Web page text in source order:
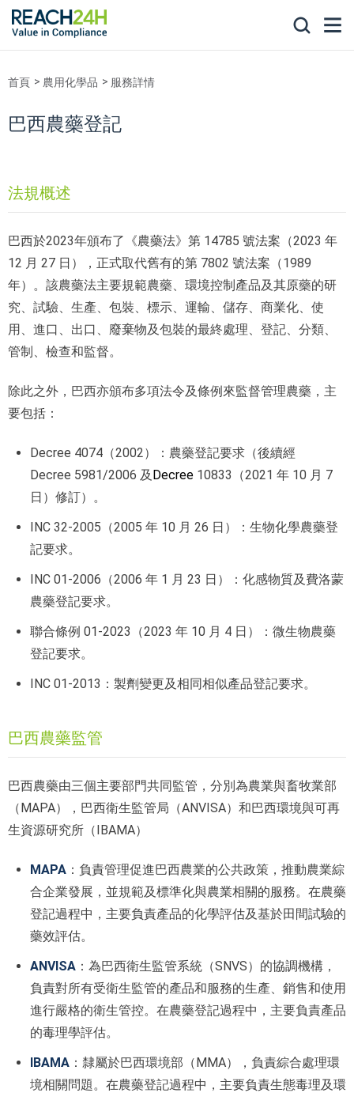
首頁 農用化學品 服務詳情
巴西農藥登記
法規概述
巴西於2023年頒布了《農藥法》第 14785 號法案（2023 年
12 月 27 日），正式取代舊有的第 7802 號法案（1989
年）。該農藥法主要規範農藥、環境控制產品及其原藥的研
究、試驗、生產、包裝、標示、運輸、儲存、商業化、使
用、進口、出口、廢棄物及包裝的最終處理、登記、分類、
管制、檢查和監督。
除此之外，巴西亦頒布多項法令及條例來監督管理農藥，主
要包括：
Decree 4074（2002）：農藥登記要求（後續經
Decree 5981/2006 及 Decree 10833（2021 年 10 月 7
日）修訂）。
INC 32-2005（2005 年 10 月 26 日）：生物化學農藥登
記要求。
INC 01-2006（2006 年 1 月 23 日）：化感物質及費洛蒙
農藥登記要求。
聯合條例 01-2023（2023 年 10 月 4 日）：微生物農藥
登記要求。
INC 01-2013：製劑變更及相同相似產品登記要求。
巴西農藥監管
巴西農藥由三個主要部門共同監管，分別為農業與畜牧業部
（MAPA），巴西衛生監管局（ANVISA）和巴西環境與可再
生資源研究所（IBAMA）
MAPA ：負責管理促進巴西農業的公共政策，推動農業綜
合企業發展，並規範及標準化與農業相關的服務。在農藥
登記過程中，主要負責產品的化學評估及基於田間試驗的
藥效評估。
ANVISA ：為巴西衛生監管系統（SNVS）的協調機構，
負責對所有受衛生監管的產品和服務的生產、銷售和使用
進行嚴格的衛生管控。在農藥登記過程中，主要負責產品
的毒理學評估。
IBAMA ：隸屬於巴西環境部（MMA），負責綜合處理環
境相關問題。在農藥登記過程中，主要負責生態毒理及環